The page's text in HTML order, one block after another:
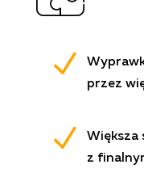
N
przez
N
Większa
z